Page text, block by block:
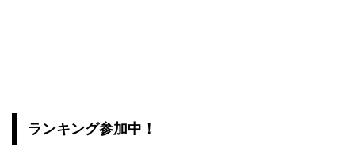
ランキング参加中！